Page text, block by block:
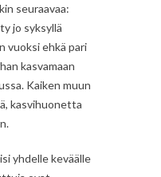
seuraavaa:
jo syksyllä
vuoksi ehkä pari
kasvamaan
Kaiken muun
kasvihuonetta
yhdelle keväälle